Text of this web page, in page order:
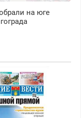
на юге